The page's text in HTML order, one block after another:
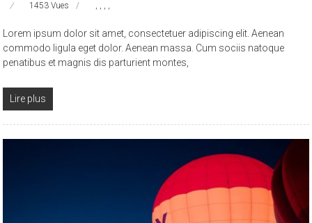
1453 Vues , , , ,
Lorem ipsum dolor sit amet, consectetuer adipiscing elit. Aenean
commodo ligula eget dolor. Aenean massa. Cum sociis natoque
penatibus et magnis dis parturient montes,
Lire plus